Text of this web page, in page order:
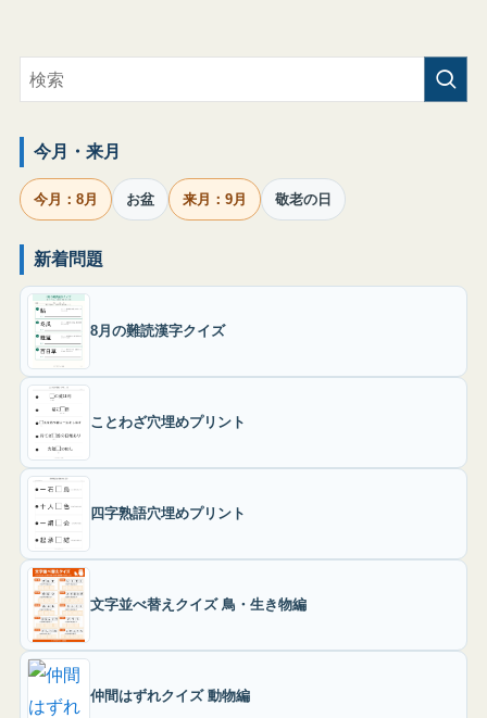
今月・来月
今月：8月 お盆 来月：9月 敬老の日
新着問題
8月の難読漢字クイズ
ことわざ穴埋めプリント
四字熟語穴埋めプリント
文字並べ替えクイズ 鳥・生き物編
仲間はずれクイズ 動物編